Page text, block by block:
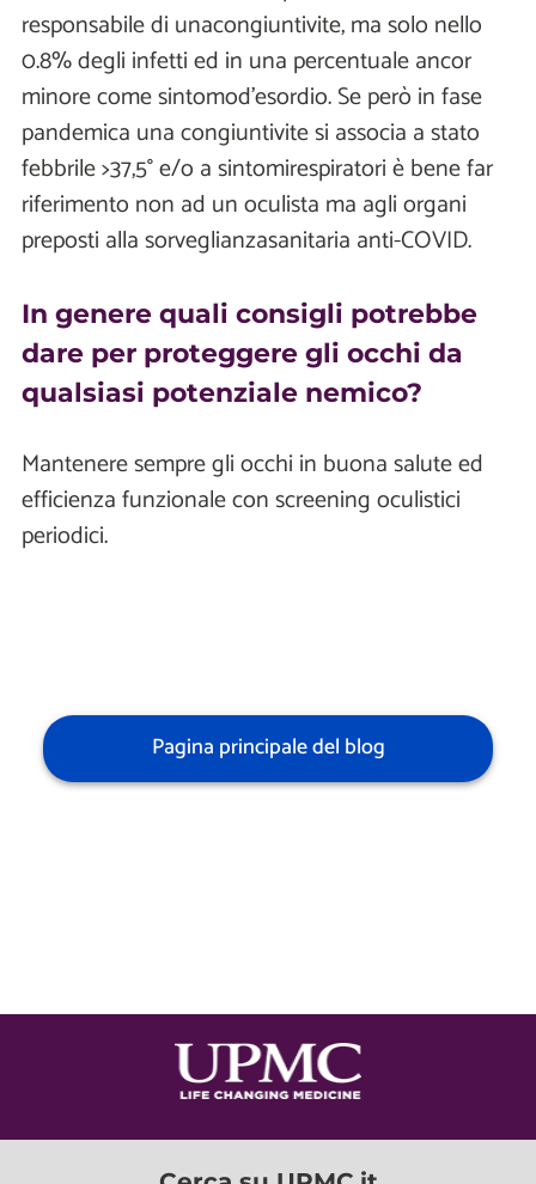
responsabile di unacongiuntivite, ma solo nello
0.8% degli infetti ed in una percentuale ancor
minore come sintomod'esordio. Se però in fase
pandemica una congiuntivite si associa a stato
febbrile >37,5° e/o a sintomirespiratori è bene far
riferimento non ad un oculista ma agli organi
preposti alla sorveglianzasanitaria anti-COVID.
In genere quali consigli potrebbe
dare per proteggere gli occhi da
qualsiasi potenziale nemico?
Mantenere sempre gli occhi in buona salute ed
efficienza funzionale con screening oculistici
periodici.
Pagina principale del blog